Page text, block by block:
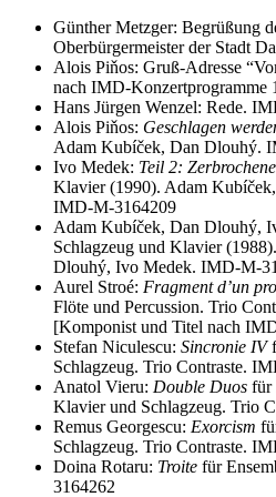
Günther Metzger: Begrüßung
Oberbürgermeister der Stadt
Alois Piňos: Gruß-Adresse
nach IMD-
Hans Jürgen Wenzel: Rede.
Alois Piňos: Geschlagen
Adam Kubíček, Dan Dlouhý.
Ivo Medek: Teil 2:
Klavier (1990). Adam
IMD-M-3164209
Adam Kubíček, Dan Dlouhý,
Schlagzeug und Klavier
Dlouhý, Ivo Medek. IMD-M-
Aurel Stroé: Fragment d’un
Flöte und Percussion. Trio
[Komponist und Titel nach
Stefan Niculescu: Sincronie IV
Schlagzeug. Trio Contraste.
Anatol Vieru: Double Duos für
Klavier und Schlagzeug. Trio
Remus Georgescu: Exorcism
Schlagzeug. Trio Contraste.
Doina Rotaru: Troite für
3164262